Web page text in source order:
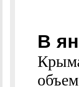
В